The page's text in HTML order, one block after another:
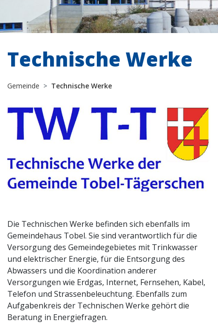
Technische Werke
Gemeinde Technische Werke
Die Technischen Werke befinden sich ebenfalls im
Gemeindehaus Tobel. Sie sind verantwortlich für die
Versorgung des Gemeindegebietes mit Trinkwasser
und elektrischer Energie, für die Entsorgung des
Abwassers und die Koordination anderer
Versorgungen wie Erdgas, Internet, Fernsehen, Kabel,
Telefon und Strassenbeleuchtung. Ebenfalls zum
Aufgabenkreis der Technischen Werke gehört die
Beratung in Energiefragen.